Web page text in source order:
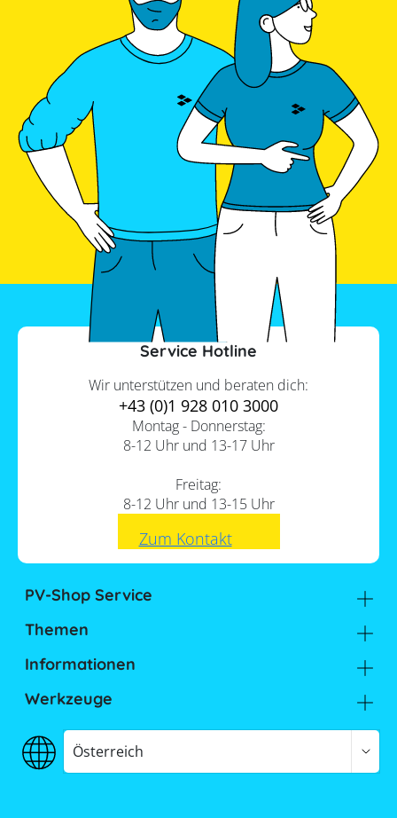
Inhalt
Service Hotline
Wir unterstützen und beraten dich:
+43 (0)1 928 010 3000
Montag - Donnerstag:
8-12 Uhr und 13-17 Uhr
Freitag:
8-12 Uhr und 13-15 Uhr
Zum Kontakt
PV-Shop Service
Academy
Support
FAQs
Photovoltaik-Wiki
Themen
Sektorenkopplung
Informationen
Unternehmen
Hier findest du uns
Jobs
Versand
Werkzeuge
Stromspeicher-Vergleich
Stromspeicher-Freigabeliste
Österreich